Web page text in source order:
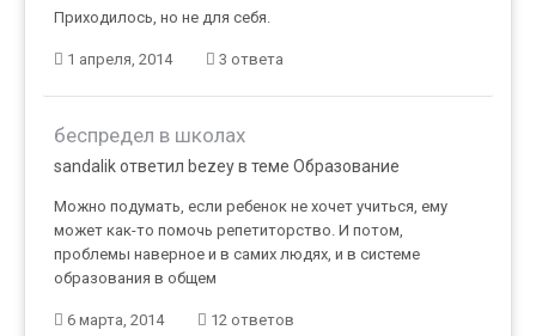
Приходилось, но не для себя.
1 апреля, 2014 3 ответа
беспредел в школах
sandalik ответил bezey в теме Образование
Можно подумать, если ребенок не хочет учиться, ему
может как-то помочь репетиторство. И потом,
проблемы наверное и в самих людях, и в системе
образования в общем
6 марта, 2014 12 ответов